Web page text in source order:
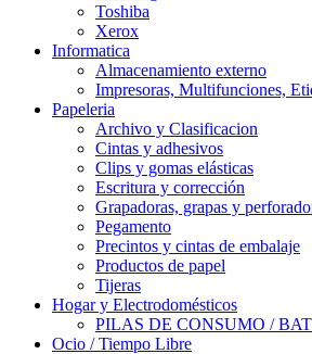
Toshiba
Xerox
Informatica
Almacenamiento externo
Impresoras, Multifunciones,
Papeleria
Archivo y Clasificacion
Cintas y adhesivos
Clips y gomas elásticas
Escritura y corrección
Grapadoras, grapas y
Pegamento
Precintos y cintas de embalaje
Productos de papel
Tijeras
Hogar y Electrodomésticos
PILAS DE CONSUMO /
Ocio / Tiempo Libre